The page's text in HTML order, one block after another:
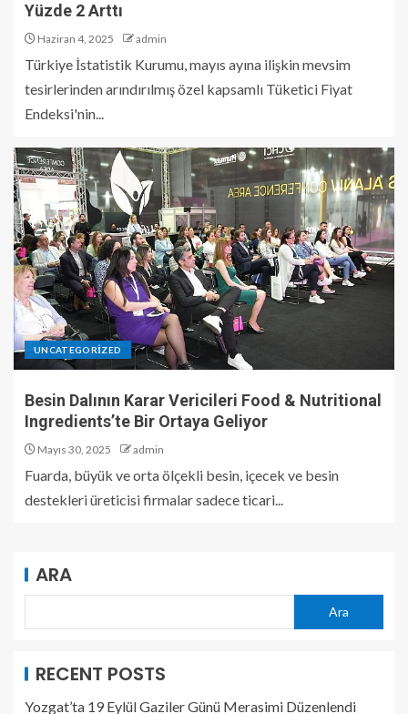
Yüzde 2 Arttı
Haziran 4, 2025 admin
Türkiye İstatistik Kurumu, mayıs ayına ilişkin mevsim
tesirlerinden arındırılmış özel kapsamlı Tüketici Fiyat
Endeksi'nin...
UNCATEGORIZED
Besin Dalının Karar Vericileri Food & Nutritional
Ingredients’te Bir Ortaya Geliyor
Mayıs 30, 2025 admin
Fuarda, büyük ve orta ölçekli besin, içecek ve besin
destekleri üreticisi firmalar sadece ticari...
ARA
Ara
RECENT POSTS
Yozgat’ta 19 Eylül Gaziler Günü Merasimi Düzenlendi